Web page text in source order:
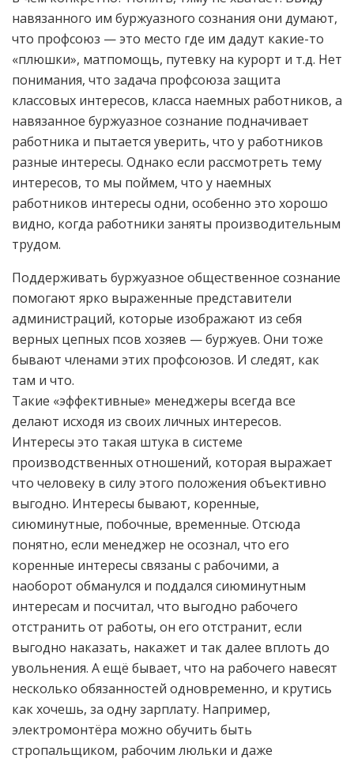
навязанного им буржуазного сознания они думают,
что профсоюз — это место где им дадут какие-то
«плюшки», матпомощь, путевку на курорт и т.д. Нет
понимания, что задача профсоюза защита
классовых интересов, класса наемных работников, а
навязанное буржуазное сознание подначивает
работника и пытается уверить, что у работников
разные интересы. Однако если рассмотреть тему
интересов, то мы поймем, что у наемных
работников интересы одни, особенно это хорошо
видно, когда работники заняты производительным
трудом.
Поддерживать буржуазное общественное сознание
помогают ярко выраженные представители
администраций, которые изображают из себя
верных цепных псов хозяев — буржуев. Они тоже
бывают членами этих профсоюзов. И следят, как
там и что.
Такие «эффективные» менеджеры всегда все
делают исходя из своих личных интересов.
Интересы это такая штука в системе
производственных отношений, которая выражает
что человеку в силу этого положения объективно
выгодно. Интересы бывают, коренные,
сиюминутные, побочные, временные. Отсюда
понятно, если менеджер не осознал, что его
коренные интересы связаны с рабочими, а
наоборот обманулся и поддался сиюминутным
интересам и посчитал, что выгодно рабочего
отстранить от работы, он его отстранит, если
выгодно наказать, накажет и так далее вплоть до
увольнения. А ещё бывает, что на рабочего навесят
несколько обязанностей одновременно, и крутись
как хочешь, за одну зарплату. Например,
электромонтёра можно обучить быть
стропальщиком, рабочим люльки и даже